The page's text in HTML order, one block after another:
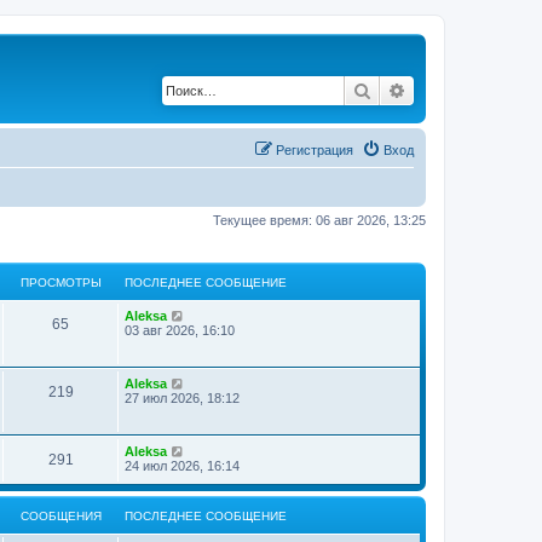
Поиск
Вход
Регистрация
Текущее время: 06 авг 2026, 13:25
ПРОСМОТРЫ ПОСЛЕДНЕЕ СООБЩЕНИЕ
65
Aleksa
03 авг 2026, 16:10
219
Aleksa
27 июл 2026, 18:12
291
Aleksa
24 июл 2026, 16:14
СООБЩЕНИЯ ПОСЛЕДНЕЕ СООБЩЕНИЕ